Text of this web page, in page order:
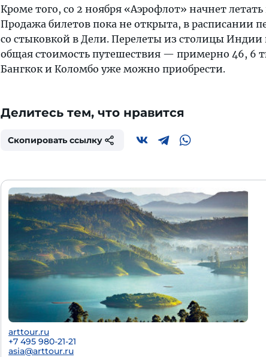
Кроме того, со 2 ноября «Аэрофлот» начнет
Продажа билетов пока не открыта, в расписании
со стыковкой в Дели. Перелеты из столицы Индии
общая стоимость путешествия — примерно 46, 6
Бангкок и Коломбо уже можно приобрести.
Делитесь тем, что нравится
Скопировать ссылку
arttour.ru
+7 495 980-21-21
asia@arttour.ru